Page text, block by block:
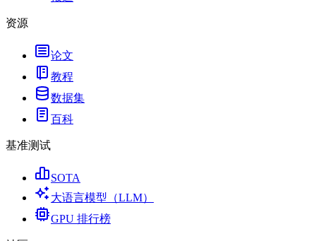
资源
论文
教程
数据集
百科
基准测试
SOTA
大语言模型（LLM）
GPU 排行榜